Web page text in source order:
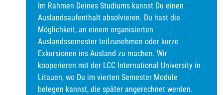
AMCON Software GmbH
zum Unternehmen
Im Rahmen Deines Studiums kannst Du einen
Auslandsaufenthalt absolvieren. Du hast die
Möglichkeit, an einem organisierten
Auslandssemester teilzunehmen oder kurze
Exkursionen ins Ausland zu machen. Wir
kooperieren mit der LCC International University in
Litauen, wo Du im vierten Semester Module
belegen kannst, die später angerechnet werden.